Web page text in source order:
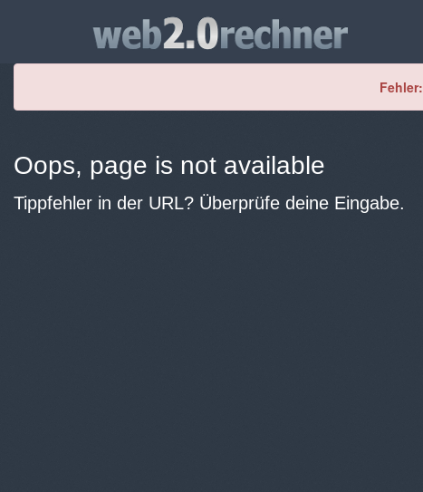
Fehler:
Oops, page is not available
Tippfehler in der URL? Überprüfe deine Eingabe.